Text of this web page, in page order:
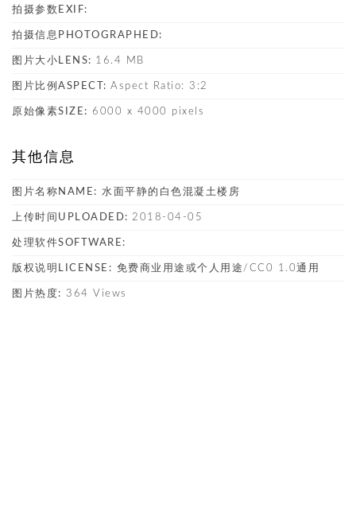
拍摄参数EXIF:
拍摄信息PHOTOGRAPHED:
图片大小LENS: 16.4 MB
图片比例ASPECT: Aspect Ratio: 3:2
原始像素SIZE: 6000 x 4000 pixels
其他信息
图片名称NAME: 水面平静的白色混凝土楼房
上传时间UPLOADED: 2018-04-05
处理软件SOFTWARE:
版权说明LICENSE: 免费商业用途或个人用途/CC0 1.0通用
图片热度: 364 Views